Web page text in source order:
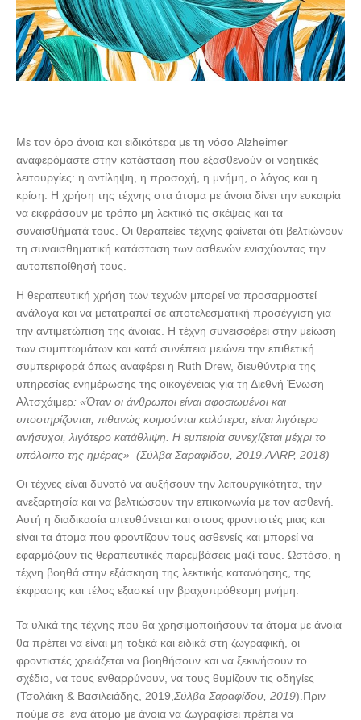
Με τον όρο άνοια και ειδικότερα με τη νόσο Alzheimer
αναφερόμαστε στην κατάσταση που εξασθενούν οι νοητικές
λειτουργίες: η αντίληψη, η προσοχή, η μνήμη, ο λόγος και η
κρίση. Η χρήση της τέχνης στα άτομα με άνοια δίνει την ευκαιρία
να εκφράσουν με τρόπο μη λεκτικό τις σκέψεις και τα
συναισθήματά τους. Oι θεραπείες τέχνης φαίνεται ότι βελτιώνουν
τη συναισθηματική κατάσταση των ασθενών ενισχύοντας την
αυτοπεποίθησή τους.
Η θεραπευτική χρήση των τεχνών μπορεί να προσαρμοστεί
ανάλογα και να μετατραπεί σε αποτελεσματική προσέγγιση για
την αντιμετώπιση της άνοιας. Η τέχνη συνεισφέρει στην μείωση
των συμπτωμάτων και κατά συνέπεια μειώνει την επιθετική
συμπεριφορά όπως αναφέρει η Ruth Drew, διευθύντρια της
υπηρεσίας ενημέρωσης της οικογένειας για τη Διεθνή Ένωση
Αλτσχάιμερ: «Όταν οι άνθρωποι είναι αφοσιωμένοι και
υποστηρίζονται, πιθανώς κοιμούνται καλύτερα, είναι λιγότερο
ανήσυχοι, λιγότερο κατάθλιψη. Η εμπειρία συνεχίζεται μέχρι το
υπόλοιπο της ημέρας» (Σύλβα Σαραφίδου, 2019, AARP, 2018)
Οι τέχνες είναι δυνατό να αυξήσουν την λειτουργικότητα, την
ανεξαρτησία και να βελτιώσουν την επικοινωνία με τον ασθενή.
Αυτή η διαδικασία απευθύνεται και στους φροντιστές μιας και
είναι τα άτομα που φροντίζουν τους ασθενείς και μπορεί να
εφαρμόζουν τις θεραπευτικές παρεμβάσεις μαζί τους. Ωστόσο, η
τέχνη βοηθά στην εξάσκηση της λεκτικής κατανόησης, της
έκφρασης και τέλος εξασκεί την βραχυπρόθεσμη μνήμη.
Τα υλικά της τέχνης που θα χρησιμοποιήσουν τα άτομα με άνοια
θα πρέπει να είναι μη τοξικά και ειδικά στη ζωγραφική, οι
φροντιστές χρειάζεται να βοηθήσουν και να ξεκινήσουν το
σχέδιο, να τους ενθαρρύνουν, να τους θυμίζουν τις οδηγίες
(Τσολάκη & Βασιλειάδης, 2019, Σύλβα Σαραφίδου, 2019).Πριν
πούμε σε ένα άτομο με άνοια να ζωγραφίσει πρέπει να